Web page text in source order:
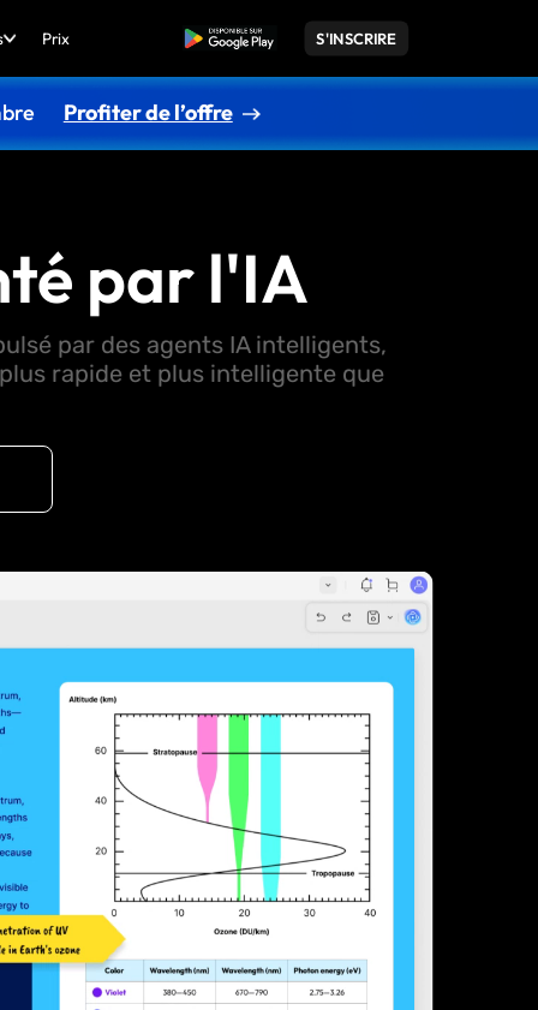
Prix TÉLÉCHARGER S'INSCRIRE
Profiter de l’offre
par l'IA
par des agents IA intelligents,
rapide et plus intelligente que